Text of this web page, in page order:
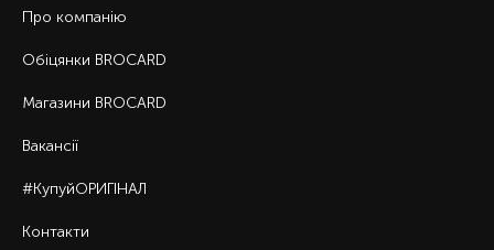
Про компанію
Обіцянки BROCARD
Магазини BROCARD
Вакансії
#КупуйОРИГІНАЛ
Контакти